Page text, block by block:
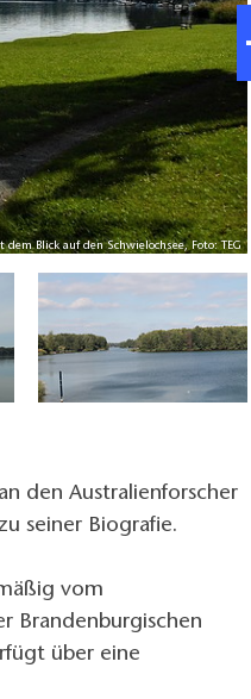
Blick auf den Schwielochsee, Foto: TEG
den Australienforscher
seiner Biografie.
vom
Brandenburgischen
über eine